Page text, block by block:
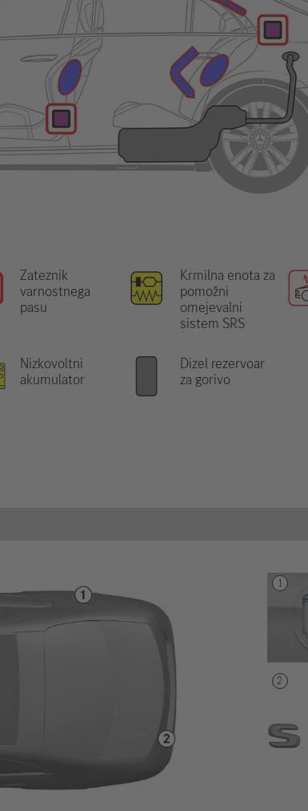
Zateznik
varnostnega
pasu
Krmilna enota za
pomožni
omejevalni
sistem SRS
Nizkovoltni
akumulator
Dizel rezervoar
za gorivo